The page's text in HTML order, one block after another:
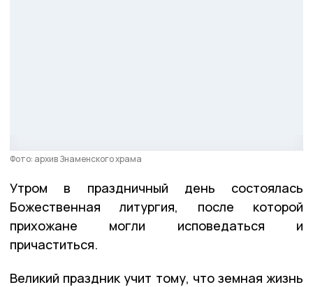
Фото: архив Знаменского храма
Утром в праздничный день состоялась
Божественная литургия, после которой
прихожане могли исповедаться и
причаститься.
Великий праздник учит тому, что земная жизнь